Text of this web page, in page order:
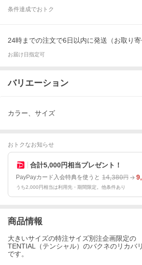
条件達成でおトク
24時までの注文で6日以内に発送（お取り寄
お届け日指定可
バリエーション
カラー、サイズ
おトクなお知らせ
合計5,000円相当プレゼント！
PayPayカード入会特典を使うと 14,380円
うち2,000円相当は利用先・期間限定。他条件あり
商品情報
大きいサイズの特注サイズ別注企画限定の
TENTIAL（テンシャル）のバクネのリカバ
です。